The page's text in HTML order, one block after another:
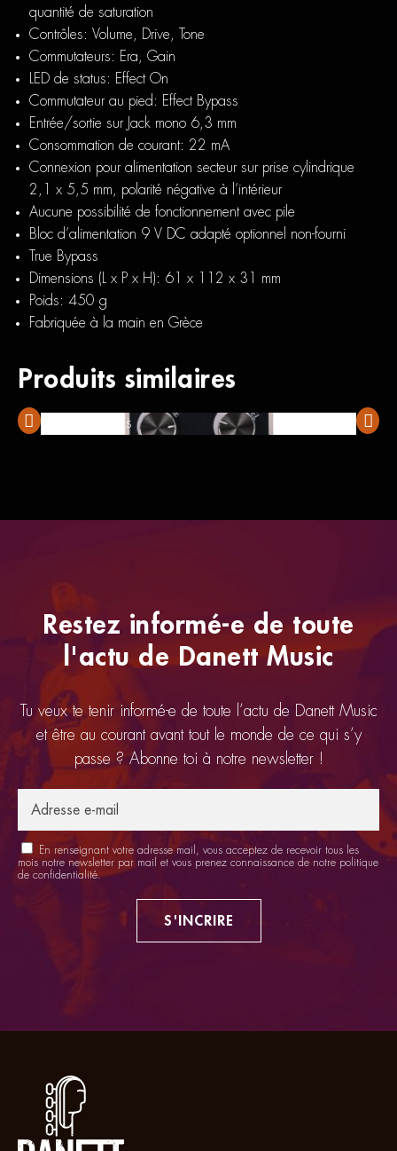
quantité de saturation
Contrôles: Volume, Drive, Tone
Commutateurs: Era, Gain
LED de status: Effect On
Commutateur au pied: Effect Bypass
Entrée/sortie sur Jack mono 6,3 mm
Consommation de courant: 22 mA
Connexion pour alimentation secteur sur prise cylindrique
2,1 x 5,5 mm, polarité négative à l’intérieur
Aucune possibilité de fonctionnement avec pile
Bloc d’alimentation 9 V DC adapté optionnel non-fourni
True Bypass
Dimensions (L x P x H): 61 x 112 x 31 mm
Poids: 450 g
Fabriquée à la main en Grèce
Produits similaires
Foxgear Echoes
Restez informé-e de toute
l'actu de Danett Music
Tu veux te tenir informé-e de toute l’actu de Danett Music
et être au courant avant tout le monde de ce qui s’y
passe ? Abonne toi à notre newsletter !
En renseignant votre adresse mail, vous acceptez de recevoir tous les
mois notre newsletter par mail et vous prenez connaissance de notre politique
de confidentialité.
S'INCRIRE